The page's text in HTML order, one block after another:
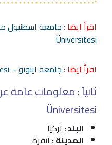
اقرأ ايضا :
Üniversitesi
اقرأ ايضا :جامعة اينونو – İnönü Üniversitesi
Üniversitesi
البلد : تركيا
المدينة : انقرة